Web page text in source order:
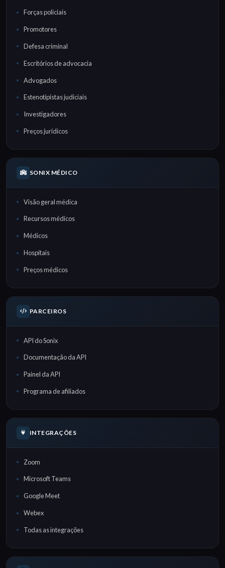
Forças policiais
Promotores
Defesa criminal
Escritórios de advocacia
Advogados
Estenotipistas judiciais
Investigadores
Preços jurídicos
SONIX MÉDICO
Visão geral médica
Recursos médicos
Médicos
Hospitais
Preços médicos
PARCEIROS
API do Sonix
Documentação da API
Painel da API
Programa de afiliados
INTEGRAÇÕES
Zoom
Microsoft Teams
Google Meet
Webex
Todas as integrações